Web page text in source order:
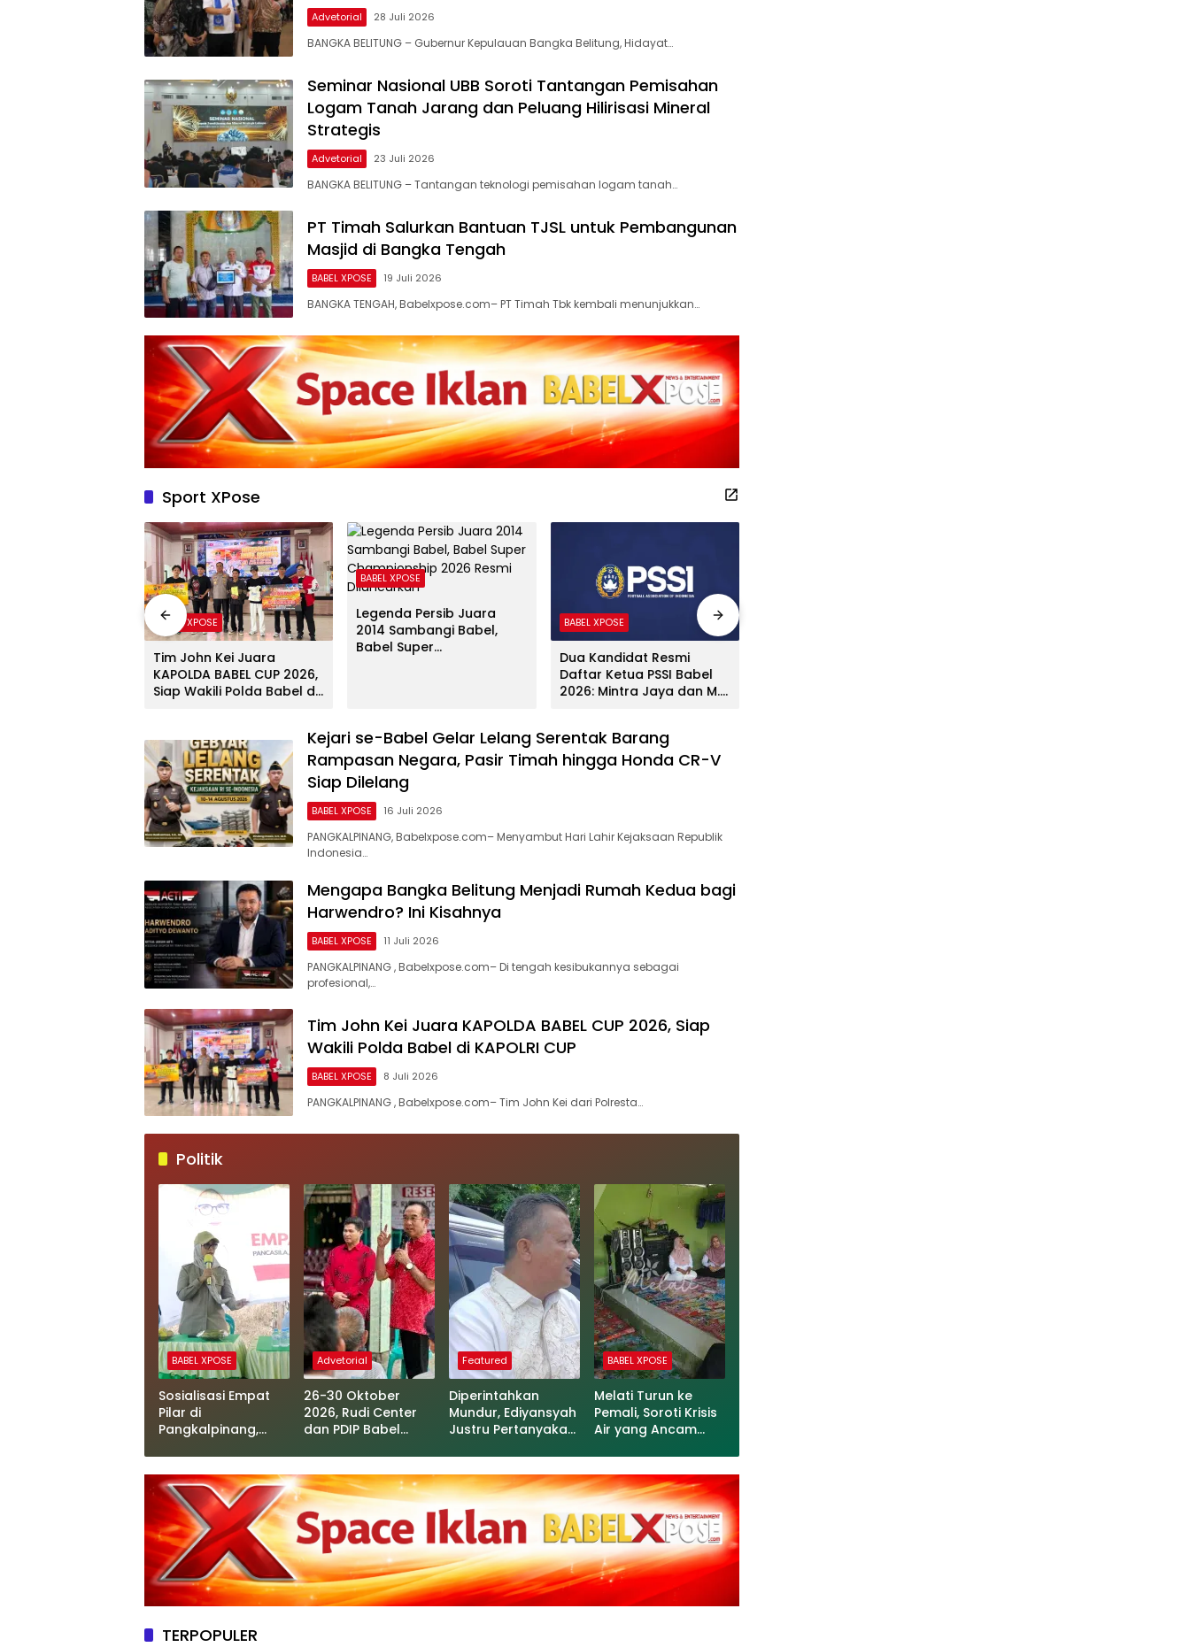
Advetorial 28 Juli 2026
BANGKA BELITUNG – Gubernur Kepulauan Bangka Belitung, Hidayat…
Seminar Nasional UBB Soroti Tantangan Pemisahan
Logam Tanah Jarang dan Peluang Hilirisasi Mineral
Strategis
Advetorial 23 Juli 2026
BANGKA BELITUNG – Tantangan teknologi pemisahan logam tanah…
PT Timah Salurkan Bantuan TJSL untuk Pembangunan
Masjid di Bangka Tengah
BABEL XPOSE 19 Juli 2026
BANGKA TENGAH, Babelxpose.com– PT Timah Tbk kembali menunjukkan…
Sport XPose
BABEL XPOSE
Tim John Kei Juara
KAPOLDA BABEL CUP 2026,
Siap Wakili Polda Babel di
BABEL XPOSE
Legenda Persib Juara
2014 Sambangi Babel,
Babel Super
BABEL XPOSE
Dua Kandidat Resmi
Daftar Ketua PSSI Babel
2026: Mintra Jaya dan M.
Kejari se-Babel Gelar Lelang Serentak Barang
Rampasan Negara, Pasir Timah hingga Honda CR-V
Siap Dilelang
BABEL XPOSE 16 Juli 2026
PANGKALPINANG, Babelxpose.com– Menyambut Hari Lahir Kejaksaan Republik
Indonesia…
Mengapa Bangka Belitung Menjadi Rumah Kedua bagi
Harwendro? Ini Kisahnya
BABEL XPOSE 11 Juli 2026
PANGKALPINANG , Babelxpose.com– Di tengah kesibukannya sebagai
profesional,…
Tim John Kei Juara KAPOLDA BABEL CUP 2026, Siap
Wakili Polda Babel di KAPOLRI CUP
BABEL XPOSE 8 Juli 2026
PANGKALPINANG , Babelxpose.com– Tim John Kei dari Polresta…
Politik
BABEL XPOSE
Sosialisasi Empat
Pilar di
Pangkalpinang,
Toleransi dan Etika
Bermedia Sosial
Advetorial
26-30 Oktober
2026, Rudi Center
dan PDIP Babel
Katarak Gratis
Featured
Diperintahkan
Mundur, Ediyansyah
Justru Pertanyakan
BABEL XPOSE
Melati Turun ke
Pemali, Soroti Krisis
Air yang Ancam
KWT
TERPOPULER